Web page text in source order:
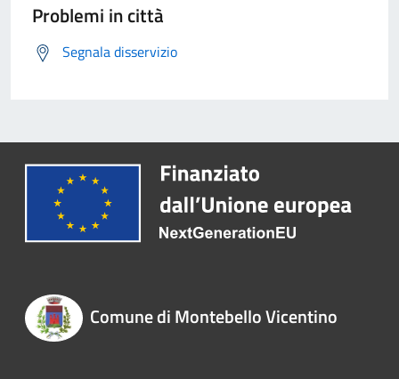
Problemi in città
Segnala disservizio
Comune di Montebello Vicentino